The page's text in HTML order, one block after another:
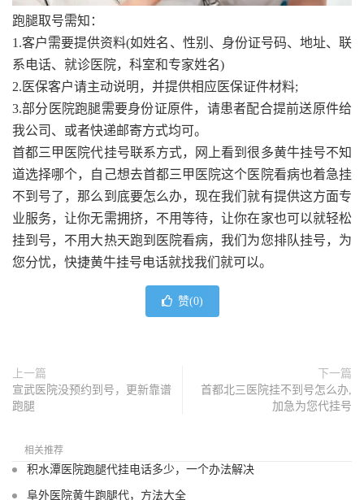
跑腿取号需知：
1.客户需要提供资料(如姓名、性别、身份证号码、地址、联
系电话、就诊医院，科室和专家姓名)
2.医保客户请主动说明，并提供相应医保证件材料;
3.部分医院跑腿需要身份证原件，请患者配合提前送原件给
我公司、或者快递邮寄方式均可。
首都三甲医院代挂号联系方式，网上看到很多黄牛挂号不知
道选择哪个，自己想去首都三甲医院这个医院看病也着急挂
不到号了，那么到底要怎么办，现在我们就有提供这方面专
业服务，让你无需拥挤，不用等待，让你在家也可以就轻松
挂到号，不用大热天跑到医院看病，我们为您排队挂号，为
您分忧，快捷黄牛挂号电话就找我们就可以。
赞(0)
上一篇
宣武医院没预约到号，更新靠谱
跑腿
下一篇
首都北三医院挂不到号怎么办,
加急为您代挂号
相关推荐
积水潭医院跑腿代挂电话多少，一个办法解决
阜外医院黄牛跑腿代，方法大全